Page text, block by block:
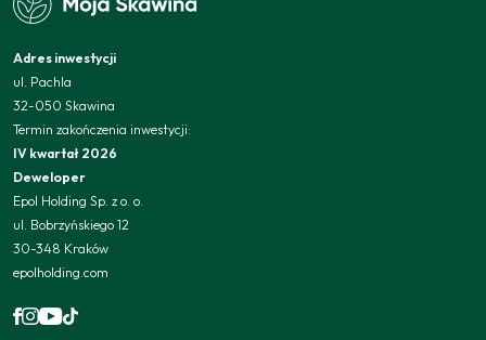
Adres inwestycji
ul. Pachla
32-050 Skawina
Termin zakończenia inwestycji:
IV kwartał 2026
Deweloper
Epol Holding Sp. z o. o.
ul. Bobrzyńskiego 12
30-348 Kraków
epolholding.com